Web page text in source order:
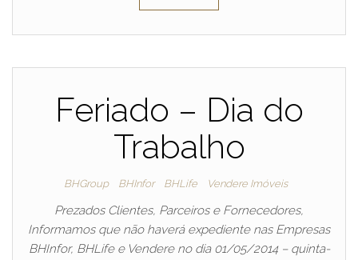
Feriado – Dia do
Trabalho
BHGroup BHInfor BHLife Vendere Imóveis
Prezados Clientes, Parceiros e Fornecedores,
Informamos que não haverá expediente nas Empresas
BHInfor, BHLife e Vendere no dia 01/05/2014 – quinta-